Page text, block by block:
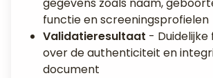
functie en screeningsprofielen
Validatieresultaat -
over de authenticiteit en
document